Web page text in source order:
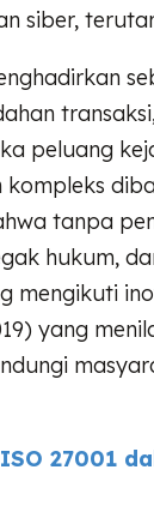
siber,
peluang
tanpa
hukum,
mengikuti
yang
27001